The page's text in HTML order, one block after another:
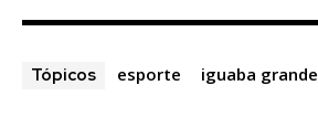
Tópicos esporte iguaba grande